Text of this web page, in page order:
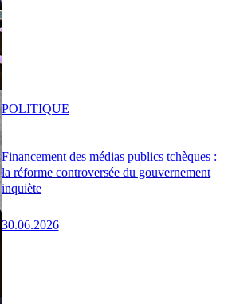
Financement des médias publics tchèques :
la réforme controversée du gouvernement
inquiète
30.06.2026
POLITIQUE